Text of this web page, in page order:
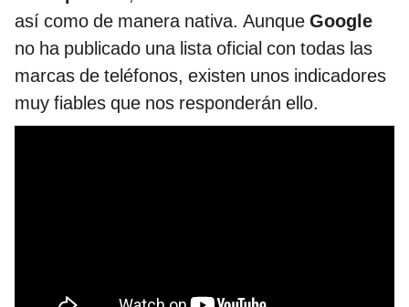
así como de manera nativa. Aunque Google
no ha publicado una lista oficial con todas las
marcas de teléfonos, existen unos indicadores
muy fiables que nos responderán ello.